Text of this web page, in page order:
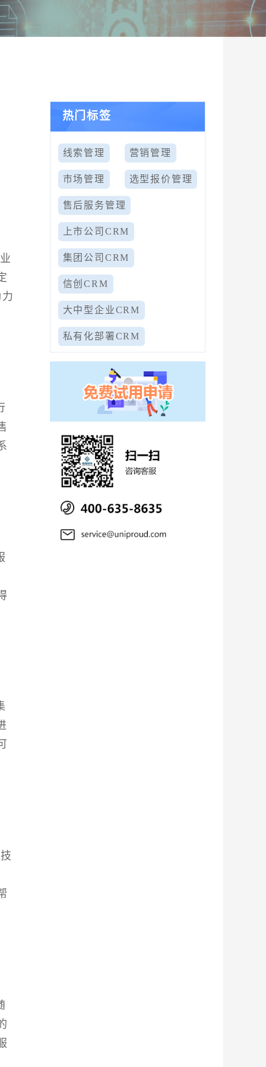
热门标签
线索管理 营销管理
市场管理 选型报价管理
售后服务管理
上市公司CRM
集团公司CRM
信创CRM
大中型企业CRM
私有化部署CRM